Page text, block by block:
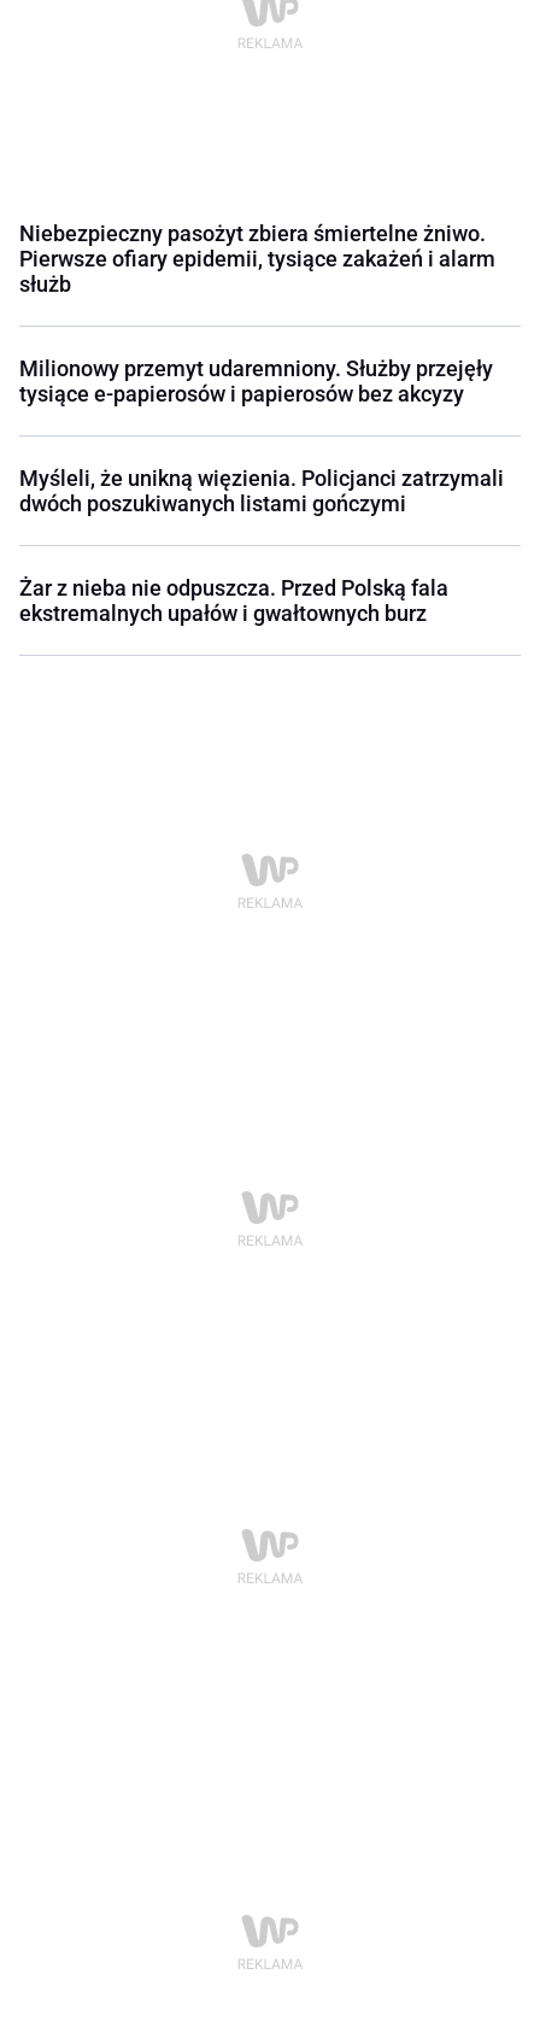
Niebezpieczny pasożyt zbiera śmiertelne żniwo.
Pierwsze ofiary epidemii, tysiące zakażeń i alarm
służb
Milionowy przemyt udaremniony. Służby przejęły
tysiące e-papierosów i papierosów bez akcyzy
Myśleli, że unikną więzienia. Policjanci zatrzymali
dwóch poszukiwanych listami gończymi
Żar z nieba nie odpuszcza. Przed Polską fala
ekstremalnych upałów i gwałtownych burz